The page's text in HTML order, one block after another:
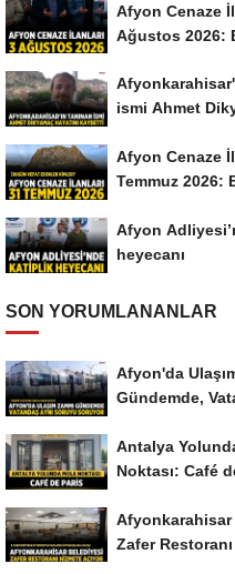
Afyon Cenaze
Ağustos 2026:
ismi Ahmet
Afyon Cenaze
Temmuz 2026:
Afyon
heyecanı
SON YORUMLANANLAR
Afyon'da
Gündemde,
Antalya
Noktası: Café
Zafer